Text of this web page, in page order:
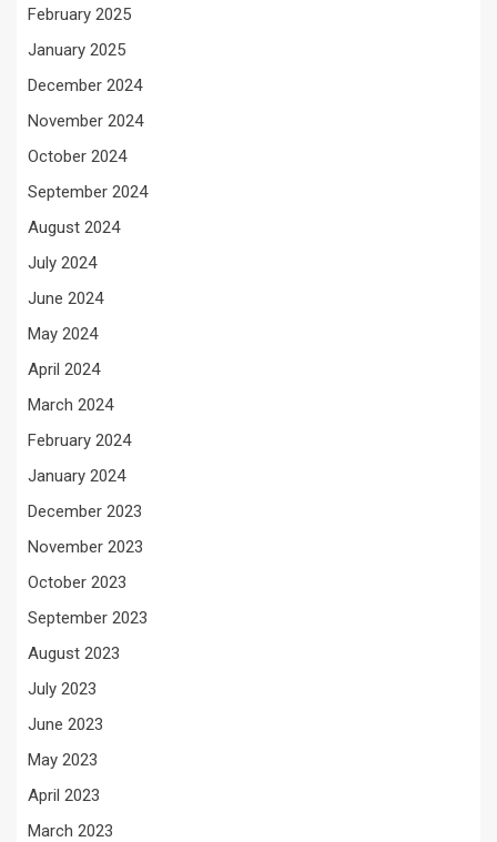
February 2025
January 2025
December 2024
November 2024
October 2024
September 2024
August 2024
July 2024
June 2024
May 2024
April 2024
March 2024
February 2024
January 2024
December 2023
November 2023
October 2023
September 2023
August 2023
July 2023
June 2023
May 2023
April 2023
March 2023